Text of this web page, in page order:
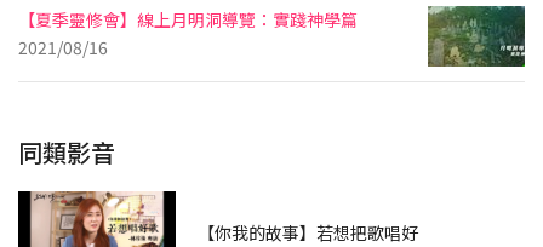
【夏季靈修會】線上月明洞導覽：實踐神學篇
2021/08/16
同類影音
【你我的故事】若想把歌唱好